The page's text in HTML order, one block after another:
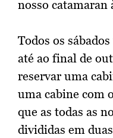
nosso catamaran
Todos os
até ao final de
reservar uma
uma cabine com
que as todas as
divididas em